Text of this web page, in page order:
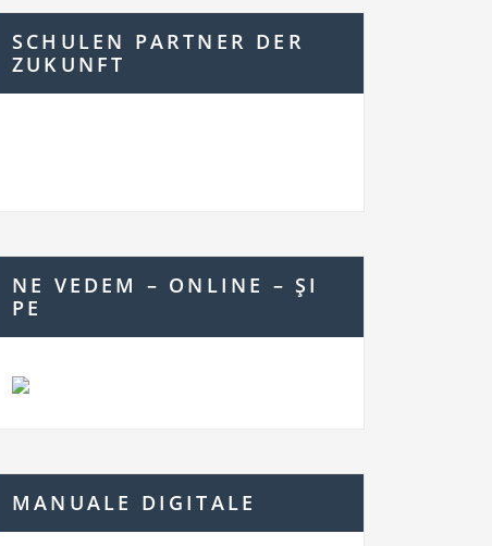
SCHULEN PARTNER DER
ZUKUNFT
NE VEDEM – ONLINE – ŞI
PE
MANUALE DIGITALE